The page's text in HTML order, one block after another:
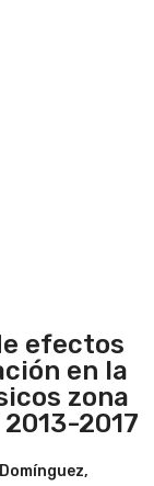
efectos
en la
zona
2017